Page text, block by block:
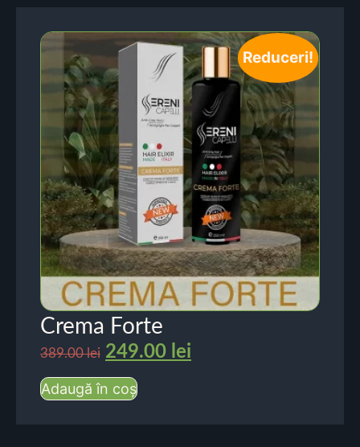
Reduceri!
Crema Forte
389.00lei 249.00 lei
Adaugă în coș